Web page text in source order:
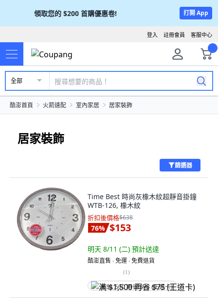
領取您的 $200 首購優惠卷! 打開 App
客服中心
註冊會員
登入
全部
酷澎首頁 火箭速配 室內家居 居家裝飾
居家裝飾
篩選器
Time Best 時尚灰橡木紋超靜音掛鐘
WTB-126, 橡木紋
折扣後價格$638
76% $153
明天 8/11 (二) 預計送達
酷澎直售 ∙ 免運 ∙ 免費退貨
(1)
满 $1,500 再省 $75 (王道卡)